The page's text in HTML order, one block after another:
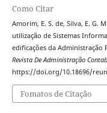
Como Citar
Amorim, E. S. de, Silva, E. G.
utilização de Sistemas
edificações da Administração
Revista De Administração
https://doi.org/10.18696/
Fomatos de Citação